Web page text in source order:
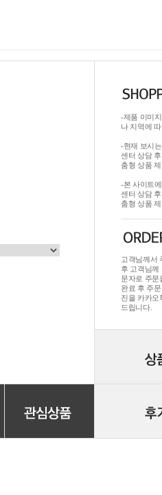
-제품 이미
나 지역에
-현재 보시
센터 상담
춤형 상품
-본 사이트
센터 상담
춤형 상품
고객님께서
후 고객님께
문자로 주문
완료 후 주
진을 카카오
드립니다.